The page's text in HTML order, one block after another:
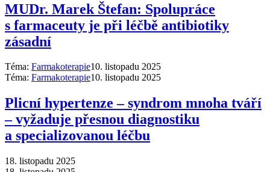
MUDr. Marek Štefan: Spolupráce
s farmaceuty je při léčbě antibiotiky
zásadní
Téma: Farmakoterapie10. listopadu 2025
Téma: Farmakoterapie10. listopadu 2025
Plicní hypertenze –⁠ syndrom mnoha tváří
–⁠ vyžaduje přesnou diagnostiku
a specializovanou léčbu
18. listopadu 2025